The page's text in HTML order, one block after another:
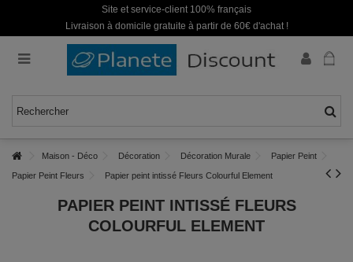
Site et service-client 100% français
Livraison à domicile gratuite à partir de 60€ d'achat !
Maison - Déco Décoration Décoration Murale Papier Peint
Papier Peint Fleurs Papier peint intissé Fleurs Colourful Element
PAPIER PEINT INTISSÉ FLEURS
COLOURFUL ELEMENT